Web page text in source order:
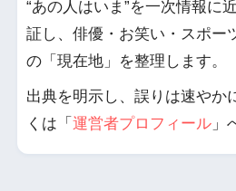
“あの人はいま”を一次情報に
証し、俳優・お笑い・スポー
の「現在地」を整理します。
出典を明示し、誤りは速やか
くは「 運営者プロフィール 」